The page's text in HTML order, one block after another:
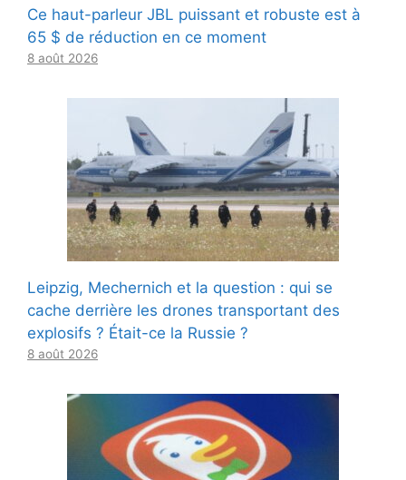
Ce haut-parleur JBL puissant et robuste est à
65 $ de réduction en ce moment
8 août 2026
Leipzig, Mechernich et la question : qui se
cache derrière les drones transportant des
explosifs ? Était-ce la Russie ?
8 août 2026